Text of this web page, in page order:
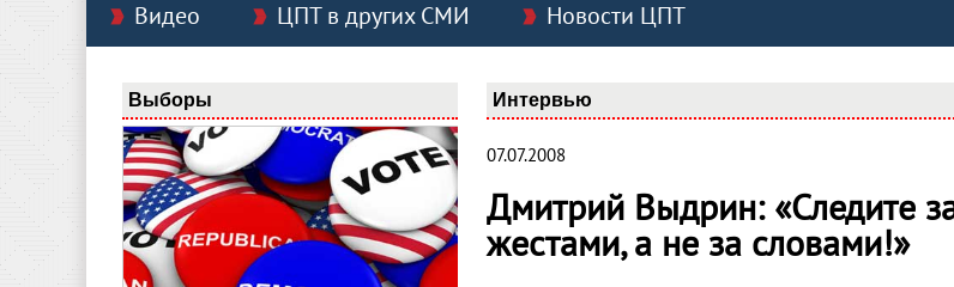
Видео
ЦПТ в других СМИ Новости ЦПТ
Выборы Интервью
07.07.2008
Дмитрий Выдрин: «Следите
жестами, а не за словами!»